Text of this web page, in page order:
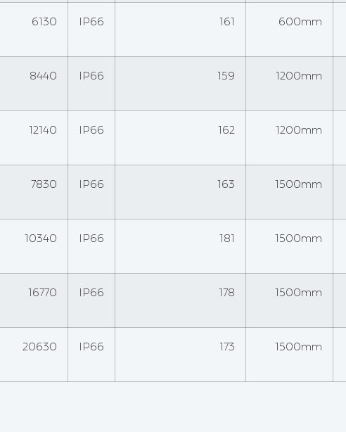
6130 IP66 161 600mm
8440 IP66 159 1200mm
12140 IP66 162 1200mm
7830 IP66 163 1500mm
10340 IP66 181 1500mm
16770 IP66 178 1500mm
20630 IP66 173 1500mm